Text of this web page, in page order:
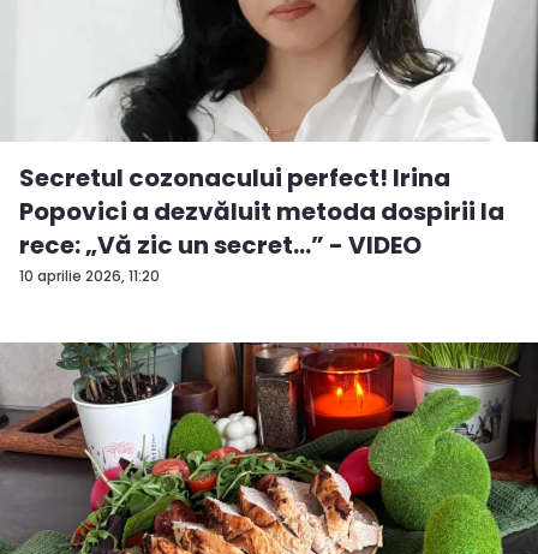
10 aprilie 2026, 11:20
Secretul cozonacului perfect! Irina
Popovici a dezvăluit metoda dospirii la
rece: „Vă zic un secret...” - VIDEO